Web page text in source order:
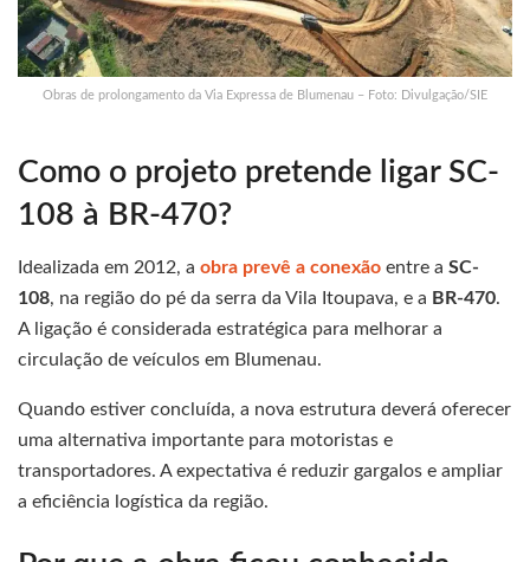
Obras de prolongamento da Via Expressa de Blumenau – Foto: Divulgação/SIE
Como o projeto pretende ligar SC-
108 à BR-470?
Idealizada em 2012, a obra prevê a conexão entre a SC-
108, na região do pé da serra da Vila Itoupava, e a BR-470.
A ligação é considerada estratégica para melhorar a
circulação de veículos em Blumenau.
Quando estiver concluída, a nova estrutura deverá oferecer
uma alternativa importante para motoristas e
transportadores. A expectativa é reduzir gargalos e ampliar
a eficiência logística da região.